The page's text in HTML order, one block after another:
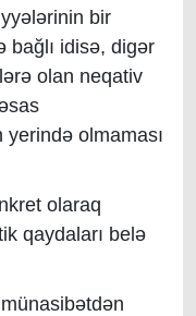
bir
bağlı idisə, digər
olan neqativ
olmaması
olaraq
qaydaları belə